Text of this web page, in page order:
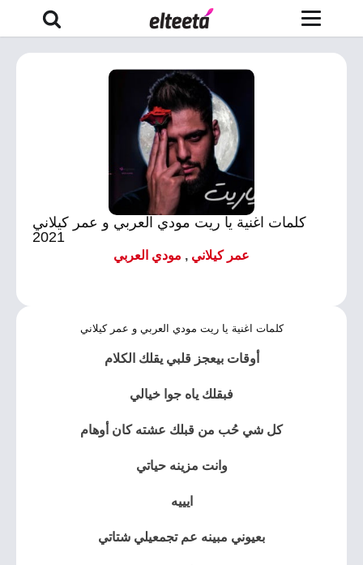
كلمات اغنية يا ريت مودي العربي و عمر كيلاني
2021
عمر كيلاني , مودي العربي
كلمات اغنية يا ريت مودي العربي و عمر كيلاني
أوقات بيعجز قلبي يقلك الكلام
فبقلك ياه جوا خيالي
كل شي حُب من قبلك عشته كان أوهام
وانت مزينه حياتي
ايييه
بعيوني مبينه عم تجمعيلي شتاتي